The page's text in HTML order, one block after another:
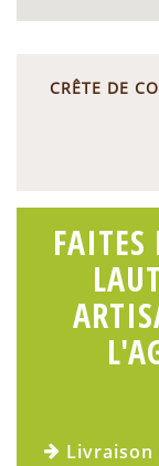
CRÊTE DE
FAITES
Livraison